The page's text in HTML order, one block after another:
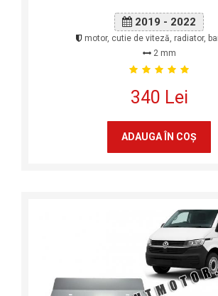
2019 - 2022
motor, cutie de viteză, radiator,
2 mm
340 Lei
ADAUGA ÎN COŞ